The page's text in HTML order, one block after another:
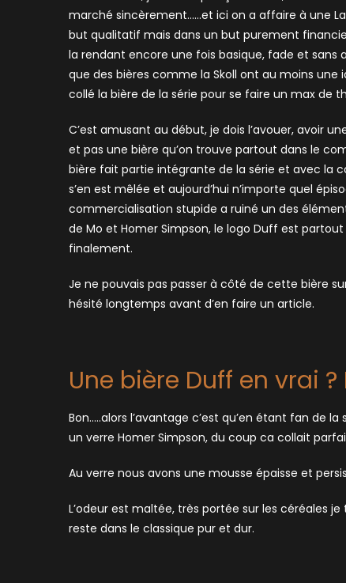
marché sincèrement……et ici on a affaire à une
but qualitatif mais dans un but purement
la rendant encore une fois basique, fade et sans
que des bières comme la Skoll ont au moins
collé la bière de la série pour se faire un max de
C’est amusant au début, je dois l’avouer, avoir
et pas une bière qu’on trouve partout dans le
bière fait partie intégrante de la série et avec la
s’en est mêlée et aujourd’hui n’importe quel
commercialisation stupide a ruiné un des
de Mo et Homer Simpson, le logo Duff est
finalement.
Je ne pouvais pas passer à côté de cette bière
hésité longtemps avant d’en faire un article.
Une bière Duff en vrai ?
Bon…..alors l’avantage c’est qu’en étant fan de
un verre Homer Simpson, du coup ca collait
Au verre nous avons une mousse épaisse et
L’odeur est maltée, très portée sur les céréales
reste dans le classique pur et dur.